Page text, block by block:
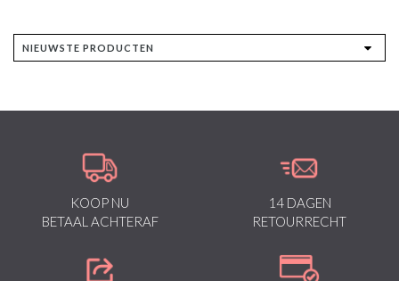
KOOP NU
BETAAL ACHTERAF
14 DAGEN
RETOURRECHT